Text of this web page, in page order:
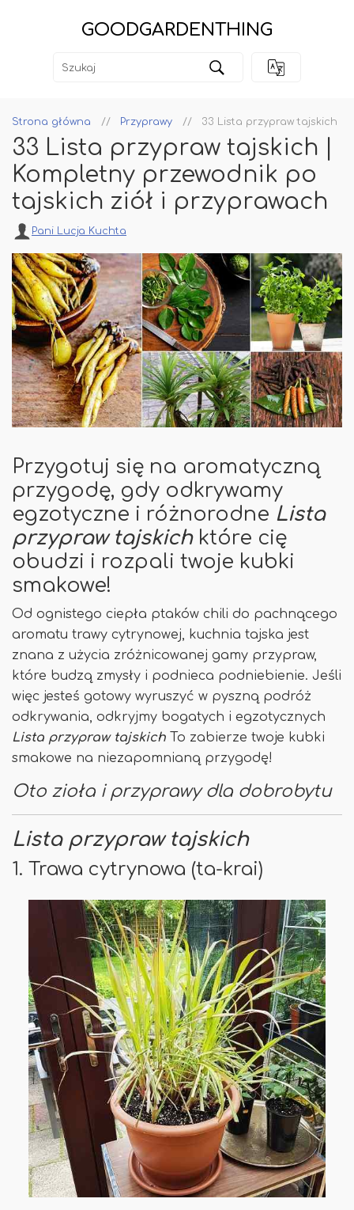
GOODGARDENTHING
Strona główna Przyprawy 33 Lista przypraw tajskich |
33 Lista przypraw tajskich |
Kompletny przewodnik po
tajskich ziół i przyprawach
Pani Lucja Kuchta
Przygotuj się na aromatyczną
przygodę, gdy odkrywamy
egzotyczne i różnorodne Lista
przypraw tajskichktóre cię
obudzi i rozpali twoje kubki
smakowe!
Od ognistego ciepła ptaków chili do pachnącego
aromatu trawy cytrynowej, kuchnia tajska jest
znana z użycia zróżnicowanej gamy przypraw,
które budzą zmysły i podnieca podniebienie. Jeśli
więc jesteś gotowy wyruszyć w pyszną podróż
odkrywania, odkryjmy bogatych i egzotycznych
Lista przypraw tajskich To zabierze twoje kubki
smakowe na niezapomnianą przygodę!
Oto zioła i przyprawy dla dobrobytu
Lista przypraw tajskich
1. Trawa cytrynowa (ta-krai)